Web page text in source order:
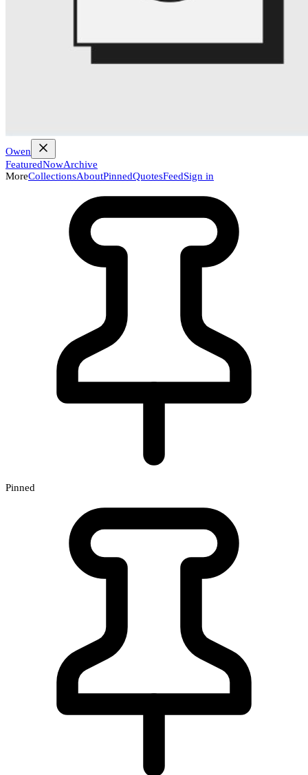
Owen
FeaturedNowArchive
MoreCollectionsAboutPinnedQuotesFeedSign in
Pinned